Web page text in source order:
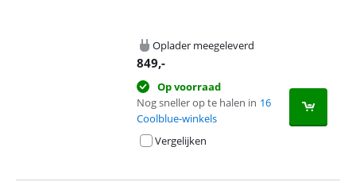
Oplader meegeleverd
849,-
Op voorraad
Nog sneller op te halen in 16
Coolblue-winkels
Vergelijken